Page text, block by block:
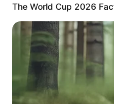
1 ก็เปิดไปดูคำทำนา
สัญลักษณ์ก้อนหินคู่
คำทำนาย ดวงความรัก
The World Cup 2026